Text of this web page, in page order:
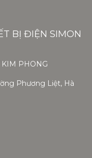
BỊ ĐIỆN SIMON
KIM PHONG
Phương Liệt, Hà